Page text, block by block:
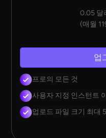
0.05 달
(매월
업
프로의 모든 것
사용자 지정 인스턴트
업로드 파일 크기 최대